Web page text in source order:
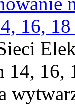
16,
14, 16,